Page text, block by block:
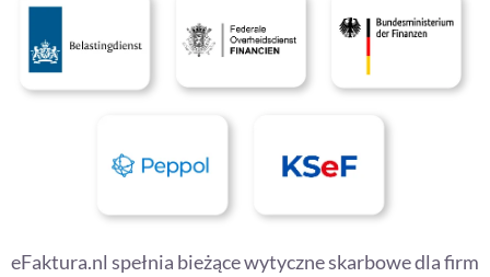
eFaktura.nl spełnia bieżące wytyczne skarbowe dla firm